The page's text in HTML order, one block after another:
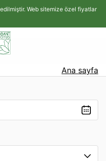
Web sitemize özel fiyatlar
Ana sayfa